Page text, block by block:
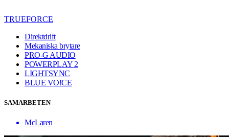
TRUEFORCE
Direktdrift
Mekaniska brytare
PRO-G AUDIO
POWERPLAY 2
LIGHTSYNC
BLUE VO!CE
SAMARBETEN
McLaren